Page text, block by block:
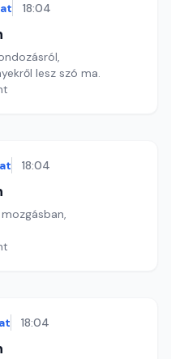
18:04
lesz szó ma.
18:04
18:04